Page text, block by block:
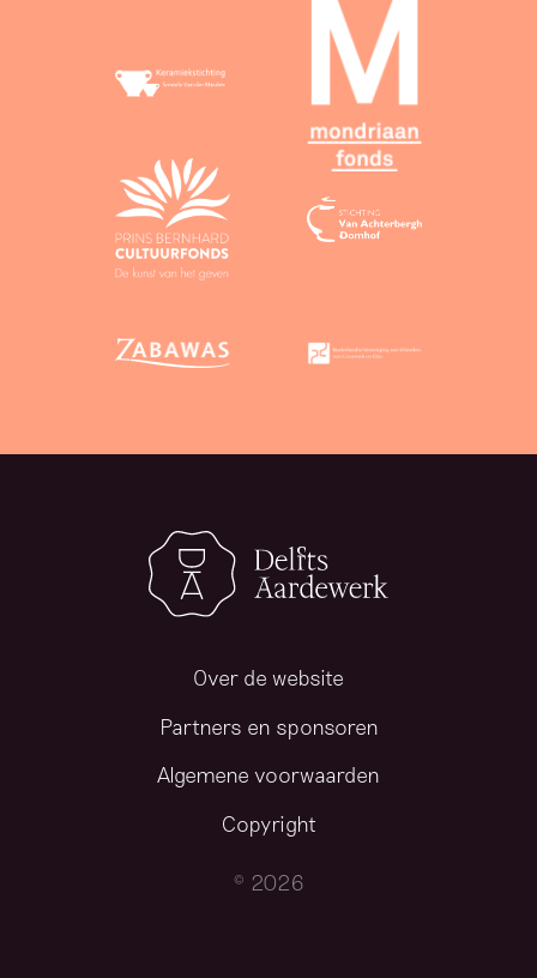
Over de website
Partners en sponsoren
Algemene voorwaarden
Copyright
© 2026